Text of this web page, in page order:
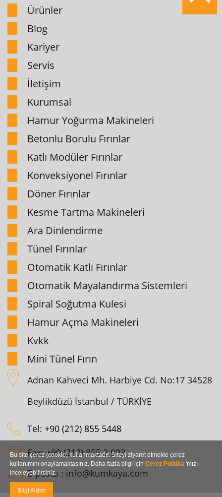
Ürünler
Blog
Kariyer
Servis
İletişim
Kurumsal
Hamur Yoğurma Makineleri
Betonlu Borulu Fırınlar
Katlı Modüler Fırınlar
Konveksiyonel Fırınlar
Döner Fırınlar
Kesme Tartma Makineleri
Ara Dinlendirme
Tünel Fırınlar
Otomatik Katlı Fırınlar
Otomatik Mayalandırma Sistemleri
Spiral Soğutma Kulesi
Hamur Açma Makineleri
Kvkk
Mini Tünel Fırın
Adnan Kahveci Mh. Harbiye Cd. No:17 34528
Beylikdüzü İstanbul / TÜRKİYE
Tel: +90 (212) 855 5448
Fax:+90 (212) 855 2 993
E-posta : info@kumkaya.com
Bu site çerez (cookie) kullanmaktadır. Siteyi ziyaret etmekle çerez
kullanımını onaylamaktasınız. Daha fazla bilgi için Çerez Politika 'mızı
inceleyebilirsiniz.
Bilgi Aldım